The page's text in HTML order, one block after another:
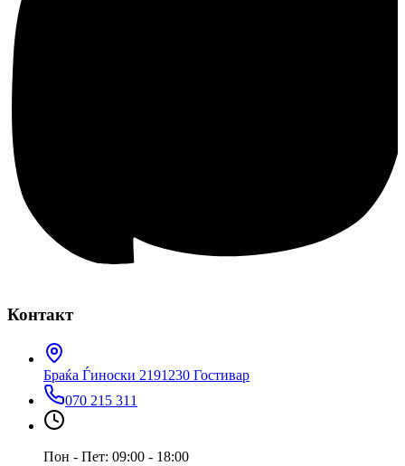
Контакт
Браќа Ѓиноски 2191230 Гостивар
070 215 311
Пон - Пет: 09:00 - 18:00